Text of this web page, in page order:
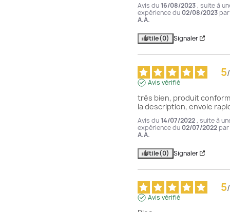
Avis du16/08/2023, suite à
expérience du 02/08/2023 par
A.A.
Utile(0) Signaler
5/
Avis vérifié
très bien, produit
la description, envoie
Avis du14/07/2022, suite à
expérience du 02/07/2022 par
A.A.
Utile(0) Signaler
5/
Avis vérifié